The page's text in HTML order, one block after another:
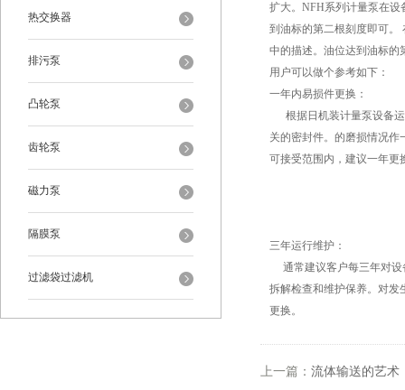
热交换器
排污泵
凸轮泵
齿轮泵
磁力泵
隔膜泵
过滤袋过滤机
扩大。NFH系列计量泵在设
到油标的第二根刻度即可。
中的描述。油位达到油标的
用户可以做个参考如下：
一年内易损件更换：
根据日机装计量泵设备运
关的密封件。的磨损情况
可接受范围内，建议一年更
三年运行维护：
通常建议客户每三年对设
拆解检查和维护保养。对发
更换。
上一篇： 流体输送的艺术